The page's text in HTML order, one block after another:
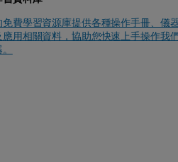
免費學習資源庫提供各種操作手冊、儀
應用相關資料，協助您快速上手操作我